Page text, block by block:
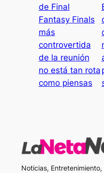
de Final
Fantasy Finals
más
controvertida
de la reunión
no está tan rota
como piensas
Noticias,